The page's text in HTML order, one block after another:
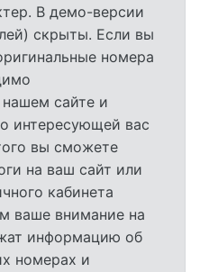
В демо-версии
скрыты. Если вы
номера
нашем сайте и
интересующей вас
вы сможете
на ваш сайт или
кабинета
ваше внимание на
информацию об
номерах и